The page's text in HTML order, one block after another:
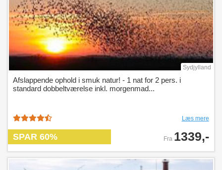
Sydjylland
Afslappende ophold i smuk natur! - 1 nat for 2 pers. i
standard dobbeltværelse inkl. morgenmad...
Læs mere
SPAR 60% Fra 1339,-